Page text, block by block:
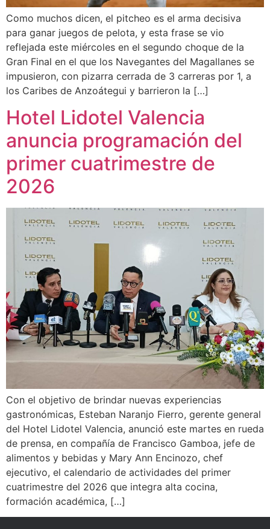
Como muchos dicen, el pitcheo es el arma decisiva
para ganar juegos de pelota, y esta frase se vio
reflejada este miércoles en el segundo choque de la
Gran Final en el que los Navegantes del Magallanes se
impusieron, con pizarra cerrada de 3 carreras por 1, a
los Caribes de Anzoátegui y barrieron la […]
Hotel Lidotel Valencia
anuncia programación del
primer cuatrimestre de
2026
Con el objetivo de brindar nuevas experiencias
gastronómicas, Esteban Naranjo Fierro, gerente general
del Hotel Lidotel Valencia, anunció este martes en rueda
de prensa, en compañía de Francisco Gamboa, jefe de
alimentos y bebidas y Mary Ann Encinozo, chef
ejecutivo, el calendario de actividades del primer
cuatrimestre del 2026 que integra alta cocina,
formación académica, […]